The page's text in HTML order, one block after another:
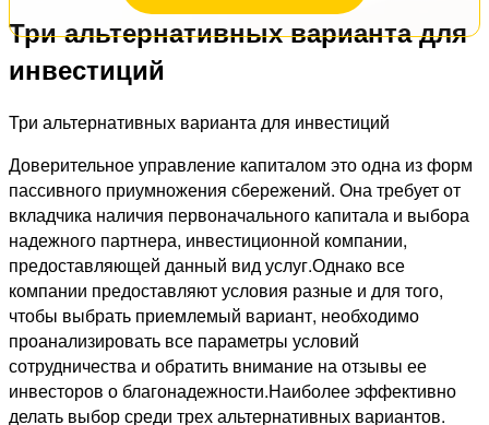
Три альтернативных варианта для
инвестиций
Три альтернативных варианта для инвестиций
Доверительное управление капиталом это одна из форм
пассивного приумножения сбережений. Она требует от
вкладчика наличия первоначального капитала и выбора
надежного партнера, инвестиционной компании,
предоставляющей данный вид услуг.Однако все
компании предоставляют условия разные и для того,
чтобы выбрать приемлемый вариант, необходимо
проанализировать все параметры условий
сотрудничества и обратить внимание на отзывы ее
инвесторов о благонадежности.Наиболее эффективно
делать выбор среди трех альтернативных вариантов.